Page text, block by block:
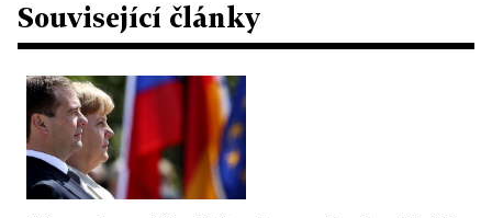
Související články